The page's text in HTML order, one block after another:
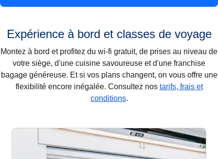
Expérience à bord et classes de voyage
Montez à bord et profitez du wi-fi gratuit, de prises au niveau de
votre siège, d'une cuisine savoureuse et d'une franchise
bagage généreuse. Et si vos plans changent, on vous offre une
flexibilité encore inégalée. Consultez nos tarifs, frais et
conditions.